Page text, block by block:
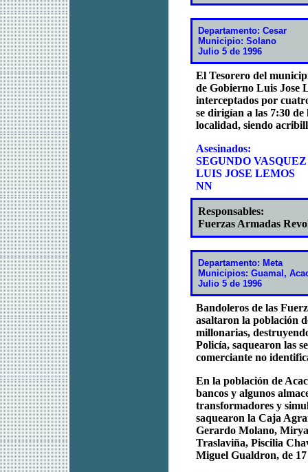
Departamento: Cesar
Municipio: Solano
Julio 5 de 1996
El Tesorero del
de Gobierno Luis Jose
interceptados por
se dirigían a las 7:30 de
localidad, siendo
Asesinados:
SEGUNDO VASQUEZ
LUIS JOSE LEMOS
NN
Responsables:
Fuerzas Armadas
Departamento: Meta
Municipios: Guamal,
Julio 5 de 1996
Bandoleros de las
asaltaron la población
millonarias,
Policía, saquearon las
comerciante no
En la población de
bancos y algunos
transformadores y
saquearon la Caja
Gerardo Molano,
Traslaviña, Piscilia
Miguel Gualdron, de 17